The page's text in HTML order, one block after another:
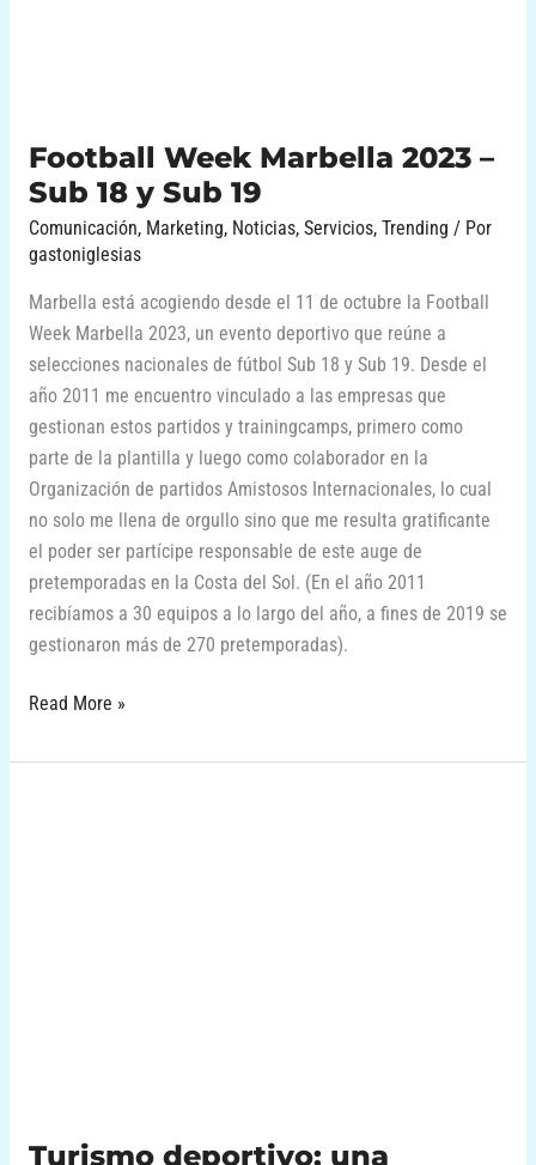
Football Week Marbella 2023 –
Sub 18 y Sub 19
Comunicación, Marketing, Noticias, Servicios, Trending / Por
gastoniglesias
Marbella está acogiendo desde el 11 de octubre la Football
Week Marbella 2023, un evento deportivo que reúne a
selecciones nacionales de fútbol Sub 18 y Sub 19. Desde el
año 2011 me encuentro vinculado a las empresas que
gestionan estos partidos y trainingcamps, primero como
parte de la plantilla y luego como colaborador en la
Organización de partidos Amistosos Internacionales, lo cual
no solo me llena de orgullo sino que me resulta gratificante
el poder ser partícipe responsable de este auge de
pretemporadas en la Costa del Sol. (En el año 2011
recibíamos a 30 equipos a lo largo del año, a fines de 2019 se
gestionaron más de 270 pretemporadas).
Read More »
Turismo deportivo: una